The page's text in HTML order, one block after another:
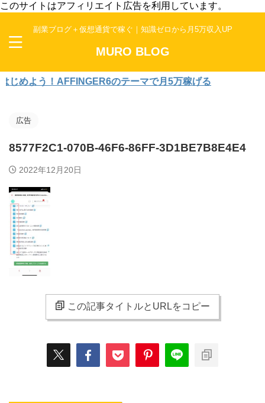
このサイトはアフィリエイト広告を利用しています。
副業ブログ＋仮想通貨で稼ぐ｜知識ゼロから月5万収入UP
MURO BLOG
よう！AFFINGER6のテーマで月5万稼げる
広告
8577F2C1-070B-46F6-86FF-3D1BE7B8E4E4
2022年12月20日
この記事タイトルとURLをコピー